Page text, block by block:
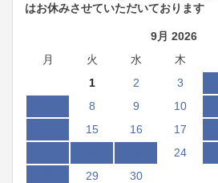
はお休みさせていただいております
9月 2026
月
火 水 木
1
2 3
8 9 10
15 16 17
24
29 30